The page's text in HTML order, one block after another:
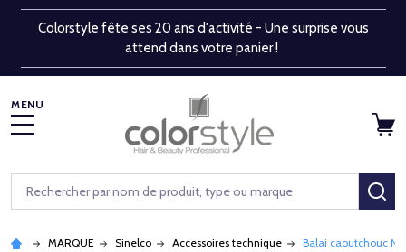
Colorstyle fête ses 20 ans d'activité - Une surprise vous
attend dans votre panier !
Rechercher
MARQUE Sinelco Accessoires technique Balai caoutchouc